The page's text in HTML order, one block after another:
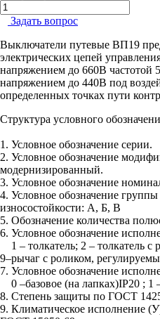
Задать вопрос
Выключатели путевые ВП19
электрических цепей
напряжением до 660В частотой
напряжением до 440В под
определенных точках пути
Структура условного
1. Условное обозначение серии.
2. Условное обозначение
модернизированный.
3. Условное обозначение
4. Условное обозначение
износостойкости: А, Б, В
5. Обозначение количества
6. Условное обозначение
1 – толкатель; 2 – толкатель с
9–рычаг с роликом,
7. Условное обозначение
0 –базовое (на лапках)IP20 ; 1
8. Степень защиты по ГОСТ
9. Климатическое исполнение